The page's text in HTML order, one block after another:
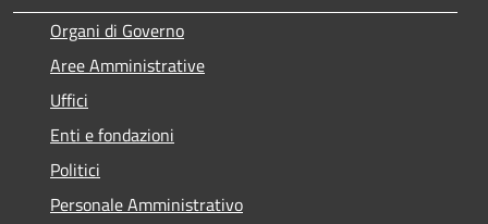
Organi di Governo
Aree Amministrative
Uffici
Enti e fondazioni
Politici
Personale Amministrativo